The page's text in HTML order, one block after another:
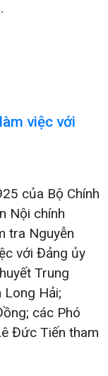
việc với
của Bộ Chính
Nội chính
tra Nguyễn
với Đảng ủy
Trung
Hải;
các Phó
Đức Tiến tham